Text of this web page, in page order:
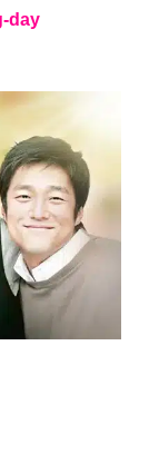
day